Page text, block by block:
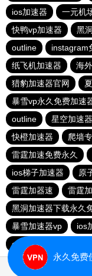
ios加速器
一元机
快鸭vp加速器
黑
outline
instagram
纸飞机加速器
海
猎豹加速器官网
暴雪vp永久免费加速
outline
星空加速器
快橙加速器
爬墙
雷霆加速免费永久
ios梯子加速器
原
雷霆加器速
雷霆
黑洞加速器下载永久
暴雪加速器vp
ios
outline
永久免费